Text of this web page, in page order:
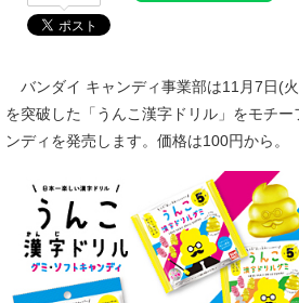
バンダイ キャンディ事業部は11月7日(
を突破した「うんこ漢字ドリル」をモチ
ンディを発売します。価格は100円から。